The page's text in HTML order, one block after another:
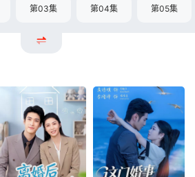
第03集 第04集 第05集